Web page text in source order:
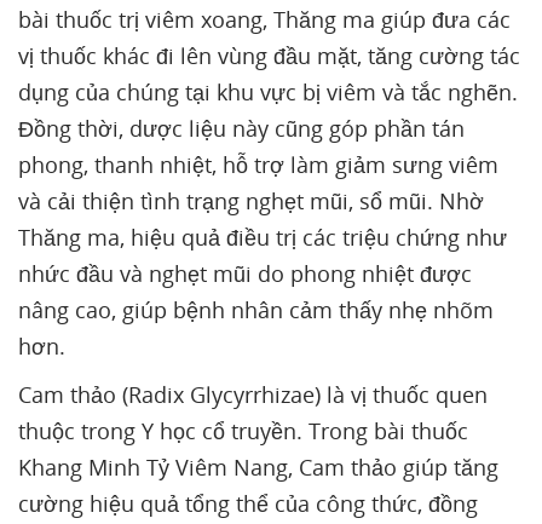
bài thuốc trị viêm xoang, Thăng ma giúp đưa các
vị thuốc khác đi lên vùng đầu mặt, tăng cường tác
dụng của chúng tại khu vực bị viêm và tắc nghẽn.
Đồng thời, dược liệu này cũng góp phần tán
phong, thanh nhiệt, hỗ trợ làm giảm sưng viêm
và cải thiện tình trạng nghẹt mũi, sổ mũi. Nhờ
Thăng ma, hiệu quả điều trị các triệu chứng như
nhức đầu và nghẹt mũi do phong nhiệt được
nâng cao, giúp bệnh nhân cảm thấy nhẹ nhõm
hơn.
Cam thảo (Radix Glycyrrhizae) là vị thuốc quen
thuộc trong Y học cổ truyền. Trong bài thuốc
Khang Minh Tỷ Viêm Nang, Cam thảo giúp tăng
cường hiệu quả tổng thể của công thức, đồng